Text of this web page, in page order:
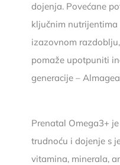
dojenja. Povećane
ključnim nutrijentima
izazovnom
pomaže upotpuniti
generacije –
Prenatal Omega3+
trudnoću i dojenje s
vitamina, minerala,